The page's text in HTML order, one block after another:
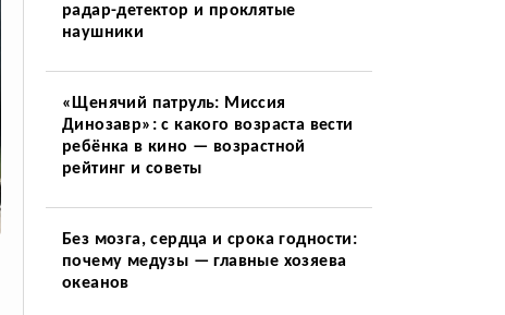
радар-детектор и проклятые
наушники
«Щенячий патруль: Миссия
Динозавр»: с какого возраста вести
ребёнка в кино — возрастной
рейтинг и советы
Без мозга, сердца и срока годности:
почему медузы — главные хозяева
океанов